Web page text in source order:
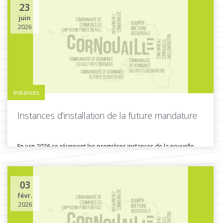
23
juin
2026
Instances
Instances d’installation de la future mandature
En juin 2026 se réuniront les premières instances de la nouvelle
Toutes les actus de cette rubrique
03
févr.
2026